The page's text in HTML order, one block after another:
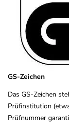
GS-Zeichen
Das GS-Zeichen
Prüfinstitution
Prüfnummer